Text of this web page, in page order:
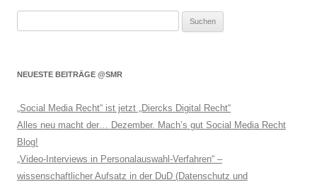
NEUESTE BEITRÄGE @SMR
„Social Media Recht“ ist jetzt „Diercks Digital Recht“
Alles neu macht der… Dezember. Mach’s gut Social Media Recht
Blog!
„Video-Interviews in Personalauswahl-Verfahren“ –
wissenschaftlicher Aufsatz in der DuD (Datenschutz und